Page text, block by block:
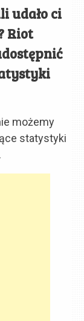
udało ci
Riot
możemy
statystyki